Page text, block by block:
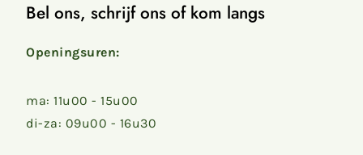
Bel ons, schrijf ons of kom langs
Openingsuren:
ma: 11u00 - 15u00
di-za: 09u00 - 16u30